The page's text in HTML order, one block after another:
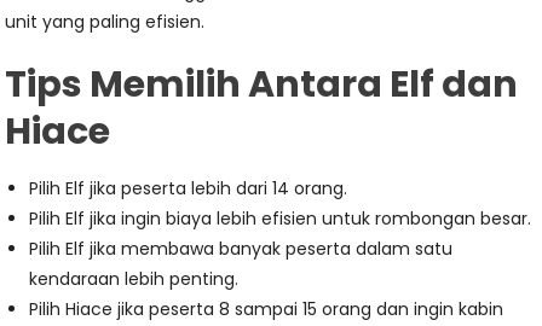
unit yang paling efisien.
Tips Memilih Antara Elf dan
Hiace
Pilih Elf jika peserta lebih dari 14 orang.
Pilih Elf jika ingin biaya lebih efisien untuk rombongan besar.
Pilih Elf jika membawa banyak peserta dalam satu
kendaraan lebih penting.
Pilih Hiace jika peserta 8 sampai 15 orang dan ingin kabin